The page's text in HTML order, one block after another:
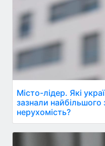
Місто-лідер. Які
зазнали найбільшого
нерухомість?